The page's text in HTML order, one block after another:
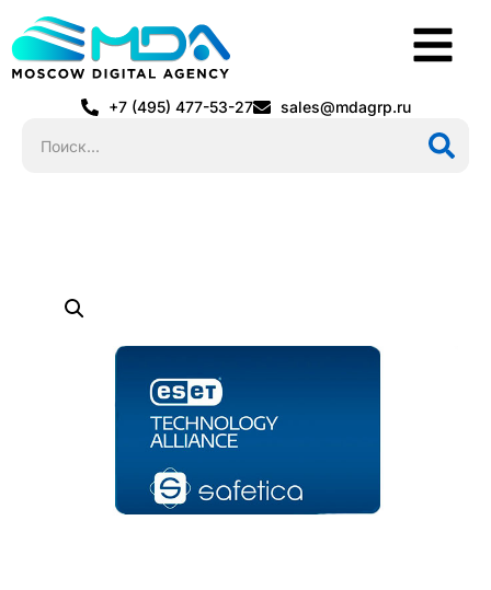
+7 (495) 477-53-27 sales@mdagrp.ru